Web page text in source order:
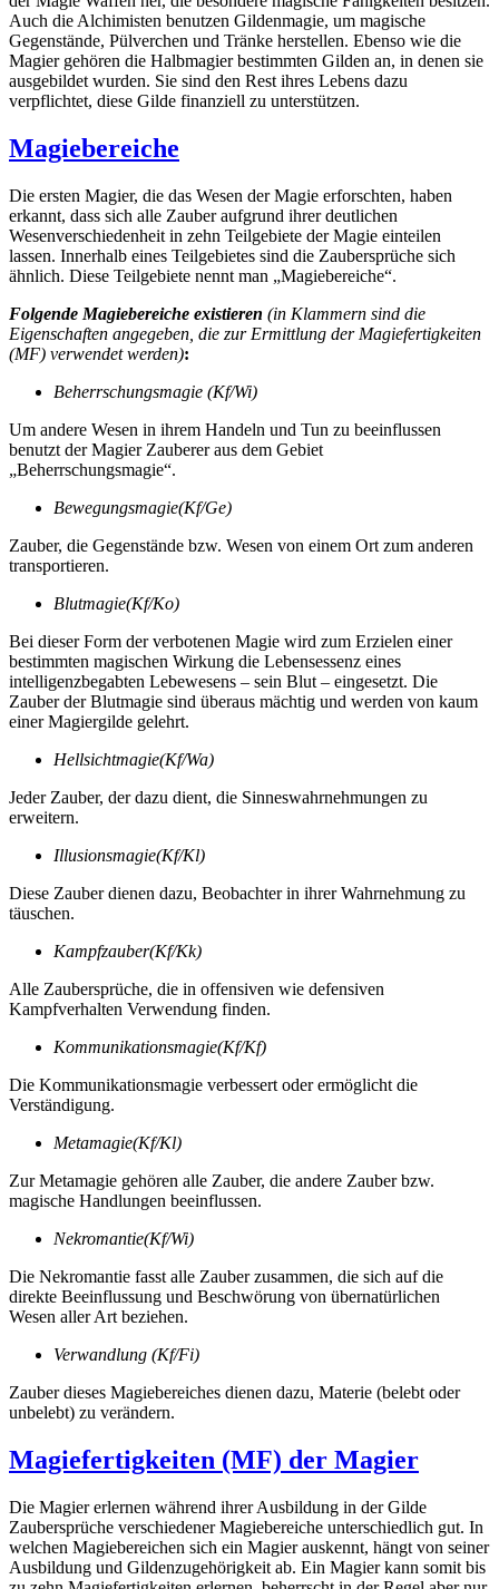
Auch die Alchimisten benutzen Gildenmagie, um magische
Gegenstände, Pülverchen und Tränke herstellen. Ebenso wie die
Magier gehören die Halbmagier bestimmten Gilden an, in denen sie
ausgebildet wurden. Sie sind den Rest ihres Lebens dazu
verpflichtet, diese Gilde finanziell zu unterstützen.
Magiebereiche
Die ersten Magier, die das Wesen der Magie erforschten, haben
erkannt, dass sich alle Zauber aufgrund ihrer deutlichen
Wesenverschiedenheit in zehn Teilgebiete der Magie einteilen
lassen. Innerhalb eines Teilgebietes sind die Zaubersprüche sich
ähnlich. Diese Teilgebiete nennt man „Magie­bereiche“.
Folgende Magiebereiche existieren (in Klammern sind die
Eigenschaften angegeben, die zur Ermittlung der Magiefertigkeiten
(MF) verwendet werden):
Beherrschungsmagie (Kf/Wi)
Um andere Wesen in ihrem Handeln und Tun zu beeinflussen
benutzt der Magier Zauberer aus dem Gebiet
„Beherrschungsmagie“.
Bewegungsmagie(Kf/Ge)
Zauber, die Gegenstände bzw. Wesen von einem Ort zum anderen
transportieren.
Blutmagie(Kf/Ko)
Bei dieser Form der verbotenen Magie wird zum Erzielen einer
bestimmten magischen Wirkung die Lebensessenz eines
intelligenzbegabten Lebewesens – sein Blut – eingesetzt. Die
Zauber der Blutmagie sind überaus mächtig und werden von kaum
einer Magiergilde gelehrt.
Hellsichtmagie(Kf/Wa)
Jeder Zauber, der dazu dient, die Sinneswahrnehmungen zu
erweitern.
Illusionsmagie(Kf/Kl)
Diese Zauber dienen dazu, Beobachter in ihrer Wahrnehmung zu
täuschen.
Kampfzauber(Kf/Kk)
Alle Zaubersprüche, die in offensiven wie defensiven
Kampfverhalten Verwendung finden.
Kommunikationsmagie(Kf/Kf)
Die Kommunikationsmagie verbessert oder ermöglicht die
Verständigung.
Metamagie(Kf/Kl)
Zur Metamagie gehören alle Zauber, die andere Zauber bzw.
magische Handlungen beeinflussen.
Nekromantie(Kf/Wi)
Die Nekromantie fasst alle Zauber zusammen, die sich auf die
direkte Beeinflussung und Beschwörung von übernatürlichen
Wesen aller Art beziehen.
Verwandlung (Kf/Fi)
Zauber dieses Magiebereiches dienen dazu, Materie (belebt oder
unbelebt) zu verändern.
Magiefertigkeiten (MF) der Magier
Die Magier erlernen während ihrer Ausbildung in der Gilde
Zaubersprüche verschiedener Magiebereiche unterschiedlich gut. In
welchen Magiebereichen sich ein Magier auskennt, hängt von seiner
Ausbildung und Gildenzugehörigkeit ab. Ein Magier kann somit bis